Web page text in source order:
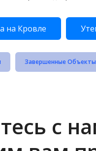
на Кровле
Завершенные Объекты
с